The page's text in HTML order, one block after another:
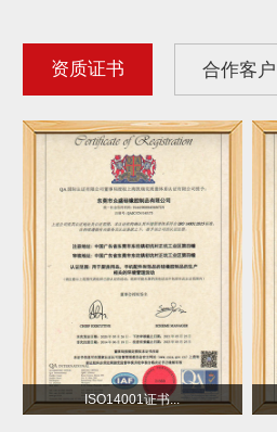
资质证书 合作客户
ISO14001证书...
沃尔玛